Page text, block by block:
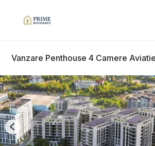
Vanzare Penthouse 4 Camere
Previous